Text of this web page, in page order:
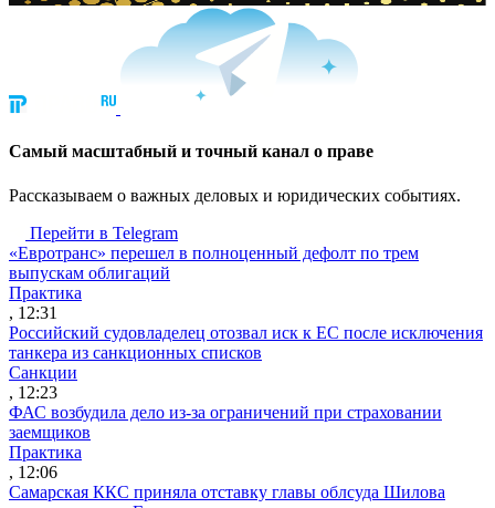
Cамый масштабный и точный канал о праве
Рассказываем о важных деловых и юридических событиях.
Перейти в Telegram
«Евротранс» перешел в полноценный дефолт по трем
выпускам облигаций
Практика
, 12:31
Российский судовладелец отозвал иск к ЕС после исключения
танкера из санкционных списков
Санкции
, 12:23
ФАС возбудила дело из-за ограничений при страховании
заемщиков
Практика
, 12:06
Самарская ККС приняла отставку главы облсуда Шилова